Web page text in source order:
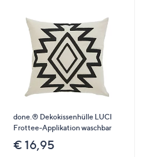
done.® Dekokissenhülle LUCI
Frottee-Applikation waschbar
€ 16,95